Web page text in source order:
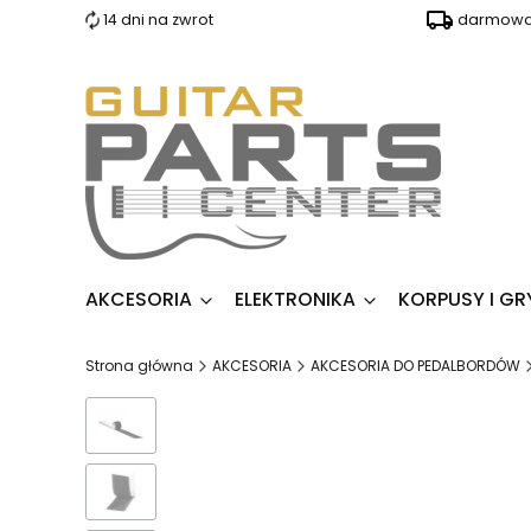
14 dni na zwrot
AKCESORIA ELEKTRONIKA KORPUSY I
Strona główna AKCESORIA AKCESORIA DO PEDALBORDÓW